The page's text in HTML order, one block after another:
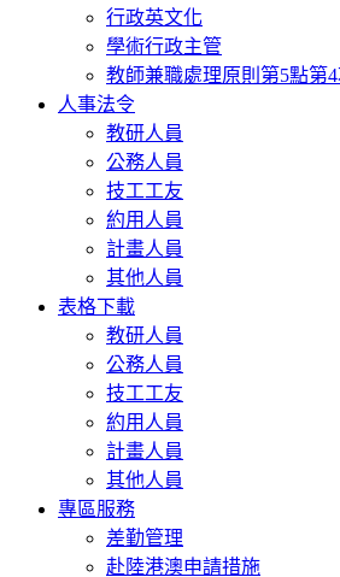
行政英文化
學術行政主管
教師兼職處理原則第5點第
人事法令
教研人員
公務人員
技工工友
約用人員
計畫人員
其他人員
表格下載
教研人員
公務人員
技工工友
約用人員
計畫人員
其他人員
專區服務
差勤管理
赴陸港澳申請措施